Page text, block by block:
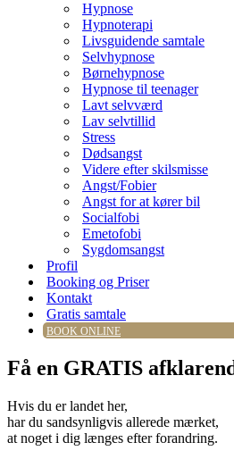
Hypnose
Hypnoterapi
Livsguidende samtale
Selvhypnose
Børnehypnose
Hypnose til teenager
Lavt selvværd
Lav selvtillid
Stress
Dødsangst
Videre efter skilsmisse
Angst/Fobier
Angst for at kører bil
Socialfobi
Emetofobi
Sygdomsangst
Profil
Booking og Priser
Kontakt
Gratis samtale
BOOK ONLINE
Få en GRATIS
Hvis du er landet her,
har du sandsynligvis allerede mærket,
at noget i dig længes efter forandring.